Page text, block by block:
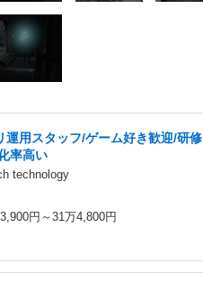
運用スタッフ/ゲーム好き歓迎/研修
率高い
technology
円～31万4,800円